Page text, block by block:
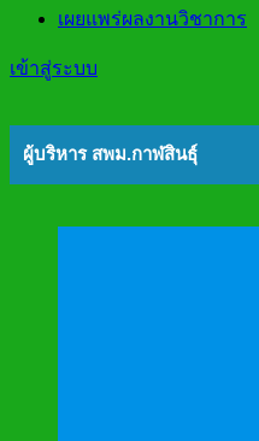
เผยแพร่ผลงานวิชาการ
เข้าสู่ระบบ
ผู้บริหาร สพม.กาฬสินธุ์